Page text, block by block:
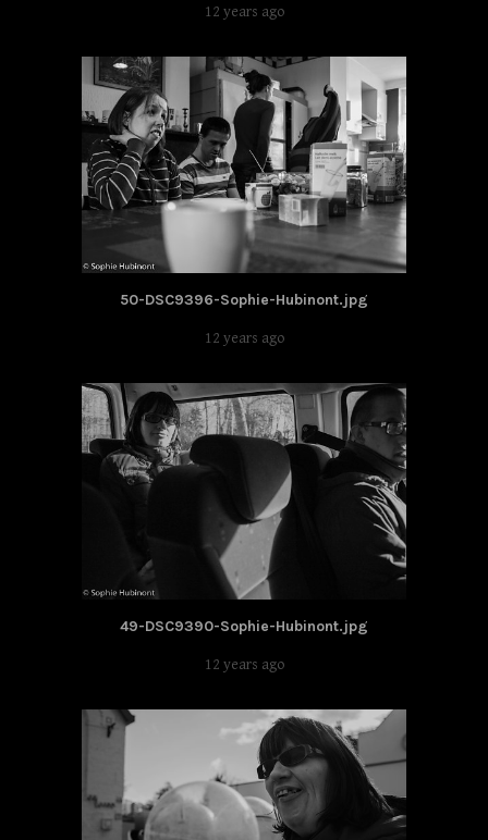
12 years ago
50-DSC9396-Sophie-Hubinont.jpg
12 years ago
49-DSC9390-Sophie-Hubinont.jpg
12 years ago